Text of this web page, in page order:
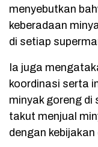
menyebutkan
keberadaan
di setiap
Ia juga
koordinasi serta
minyak goreng di
takut menjual
dengan